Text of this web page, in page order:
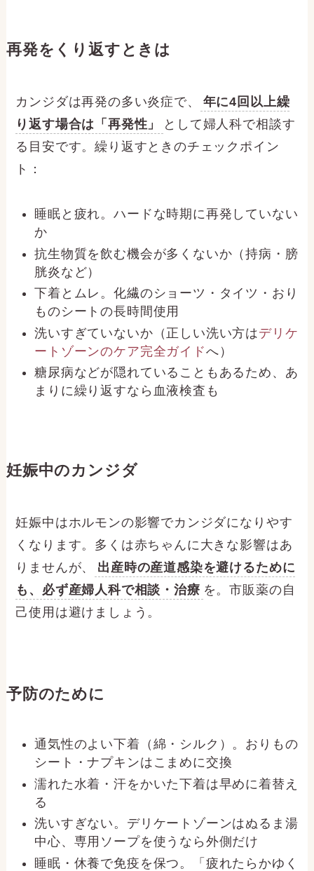
再発をくり返すときは
カンジダは再発の多い炎症で、
年に4回以上繰
り返す場合は「再発性」
として婦人科で相談す
る目安です。繰り返すときのチェックポイン
ト：
睡眠と疲れ。ハードな時期に再発していない
か
抗生物質を飲む機会が多くないか（持病・膀
胱炎など）
下着とムレ。化繊のショーツ・タイツ・おり
ものシートの長時間使用
洗いすぎていないか（正しい洗い方はデリケ
ートゾーンのケア完全ガイドへ）
糖尿病などが隠れていることもあるため、あ
まりに繰り返すなら血液検査も
妊娠中のカンジダ
妊娠中はホルモンの影響でカンジダになりやす
くなります。多くは赤ちゃんに大きな影響はあ
りませんが、
出産時の産道感染を避けるために
も、必ず産婦人科で相談・治療 を。市販薬の自
己使用は避けましょう。
予防のために
通気性のよい下着（綿・シルク）。おりもの
シート・ナプキンはこまめに交換
濡れた水着・汗をかいた下着は早めに着替え
る
洗いすぎない。デリケートゾーンはぬるま湯
中心、専用ソープを使うなら外側だけ
睡眠・休養で免疫を保つ。「疲れたらかゆく